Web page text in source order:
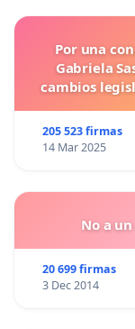
Por una
Gabriela
cambios
205 523 firmas
14 Mar 2025
No a
20 699 firmas
3 Dec 2014